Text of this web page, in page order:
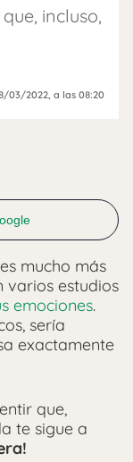
incluso,
03/2022, a las 08:20
mucho más
varios estudios
emociones.
sería
exactamente
que,
te sigue a